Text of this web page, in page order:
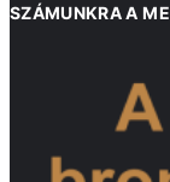
SZÁMUNKRA A